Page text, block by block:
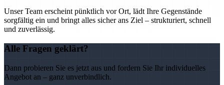
Unser Team erscheint pünktlich vor Ort, lädt Ihre Gegenstände
sorgfältig ein und bringt alles sicher ans Ziel – strukturiert, schnell
und zuverlässig.
Alle Fragen geklärt?
Dann probieren Sie es jetzt aus und fordern Sie Ihr individuelles
Angebot an – ganz unverbindlich.